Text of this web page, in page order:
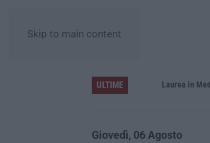
Skip to main content
ULTIME
Sistema bibliotecario vibonese, la dura replica di Soriano e Romeo: «Il fallimento è di chi ha staccato la spina» Laurea in
Giovedì, 06 Agosto